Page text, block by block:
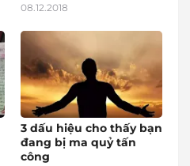
08.12.2018
3 dấu hiệu cho thấy bạn
đang bị ma quỷ tấn
công